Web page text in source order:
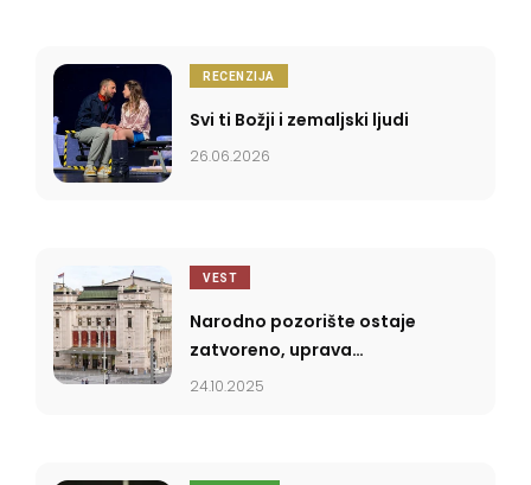
RECENZIJA
Svi ti Božji i zemaljski ljudi
26.06.2026
VEST
Narodno pozorište ostaje
zatvoreno, uprava
najavila gostovanja i u
24.10.2025